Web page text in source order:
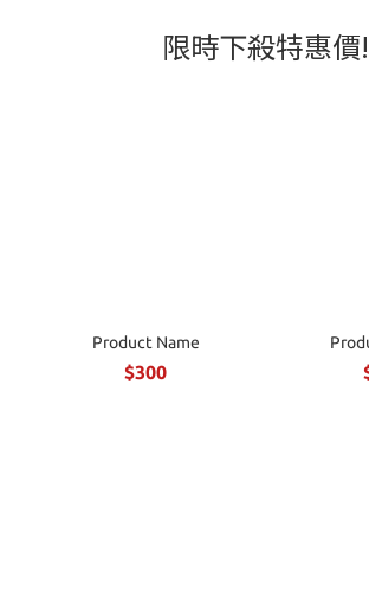
限時下殺特惠價!
Product Name
$300